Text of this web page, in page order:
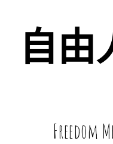
自由
Freedom